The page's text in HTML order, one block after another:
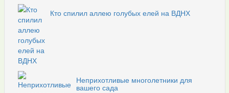
Кто спилил аллею голубых елей на ВДНХ
Неприхотливые многолетники для
вашего сада